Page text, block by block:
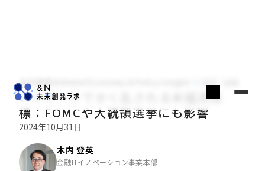
木内登英のGlobal Economy & Policy Insight
ハリケーンでかく乱される米経済指
標：FOMCや大統領選挙にも影響
2024年10月31日
木内 登英
金融ITイノベーション事業本部